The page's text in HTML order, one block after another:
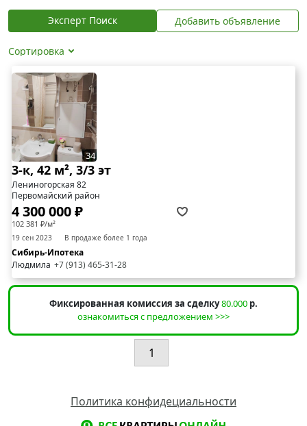
Эксперт Поиск Добавить объявление
Сортировка
34
3-к, 42 м², 3/3 эт
Лениногорская 82
Первомайский район
4 300 000 ₽
102 381 ₽/м²
19 сен 2023 В продаже более 1 года
Сибирь-Ипотека
Людмила +7 (913) 465-31-28
Фиксированная комиссия за сделку80.000 р.
ознакомиться с предложением >>>
1
Политика конфидециальности